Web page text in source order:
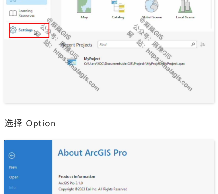
选择 Option